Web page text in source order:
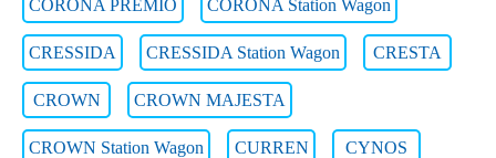
CORONA PREMIO CORONA Station Wagon
CRESSIDA CRESSIDA Station Wagon CRESTA
CROWN CROWN MAJESTA
CROWN Station Wagon CURREN CYNOS